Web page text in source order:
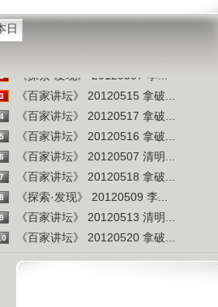
日
《探索·发现》 20120507 李...
3 《百家讲坛》 20120515 拿破...
4 《百家讲坛》 20120517 拿破...
5 《百家讲坛》 20120516 拿破...
6 《百家讲坛》 20120507 清明...
7 《百家讲坛》 20120518 拿破...
8 《探索·发现》 20120509 李...
9 《百家讲坛》 20120513 清明...
《百家讲坛》 20120520 拿破...